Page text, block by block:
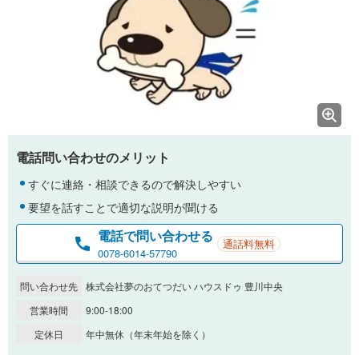
電話問い合わせのメリット
すぐに連絡・相談できるので解決しやすい
要望を話すことで適切な説明が聞ける
電話で問い合わせる
0078-6014-57790
通話料無料
問い合わせ先 株式会社夢のおてつだい ハウスドゥ 豊川中央
営業時間
9:00-18:00
定休日
年中無休（年末年始を除く）